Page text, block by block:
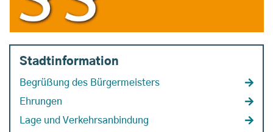
Stadtinformation
Begrüßung des Bürgermeisters
Ehrungen
Lage und Verkehrsanbindung